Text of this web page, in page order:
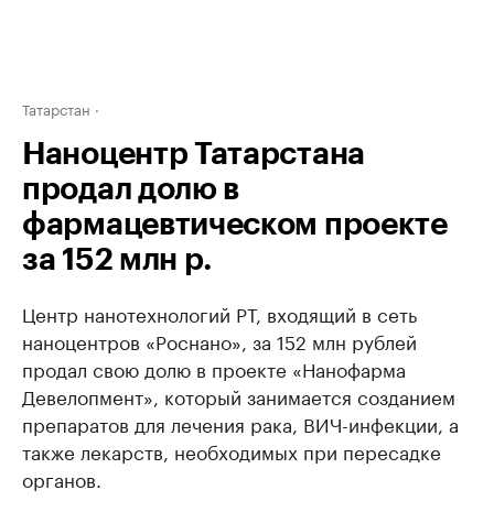
Татарстан
Наноцентр Татарстана
продал долю в
фармацевтическом проекте
за 152 млн р.
Центр нанотехнологий РТ, входящий в сеть
наноцентров «Роснано», за 152 млн рублей
продал свою долю в проекте «Нанофарма
Девелопмент», который занимается созданием
препаратов для лечения рака, ВИЧ-инфекции, а
также лекарств, необходимых при пересадке
органов.